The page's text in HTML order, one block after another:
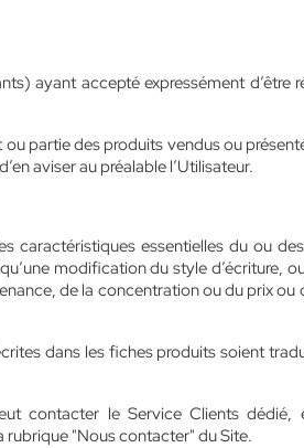
ayant accepté expressément d’être
partie des produits vendus ou
aviser au préalable l’Utilisateur.
caractéristiques essentielles du ou
modification du style d’écriture,
de la concentration ou du prix ou
dans les fiches produits soient
contacter le Service Clients dédié,
rubrique "Nous contacter" du Site.